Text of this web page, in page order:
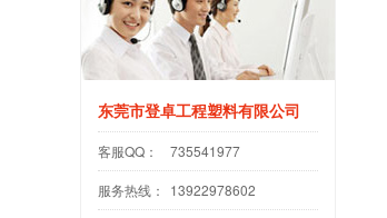
东莞市登卓工程塑料有限公司
客服QQ： 735541977
服务热线： 13922978602